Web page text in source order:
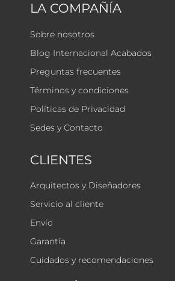
LA COMPAÑÍA
Sobre nosotros
Blog Internacional Acabados
Preguntas frecuentes
Términos y condiciones
Políticas de Privacidad
Sedes y Contacto
CLIENTES
Arquitectos y Diseñadores
Servicio al cliente
Envío
Garantía
Cuidados y recomendaciones